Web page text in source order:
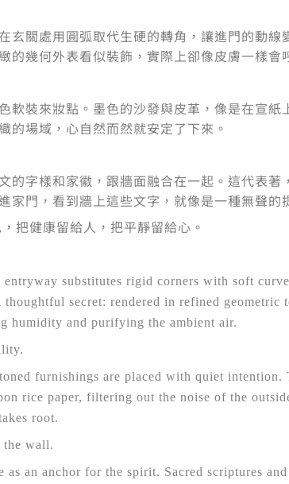
玄關處用圓弧取代生硬的轉角，讓進門的動
的幾何外表看似裝飾，實際上卻像皮膚一樣會
軟裝來妝點。墨色的沙發與皮革，像是在宣
的場域，心自然而然就安定了下來。
的字樣和家徽，跟牆面融合在一起。這代表
家門，看到牆上這些文字，就像是一種無聲的
把健康留給人，把平靜留給心。
substitutes rigid corners with soft
secret: rendered in refined geometric
and purifying the ambient air.
furnishings are placed with quiet intention.
rice paper, filtering out the noise of the
root.
the wall.
as an anchor for the spirit. Sacred scriptures